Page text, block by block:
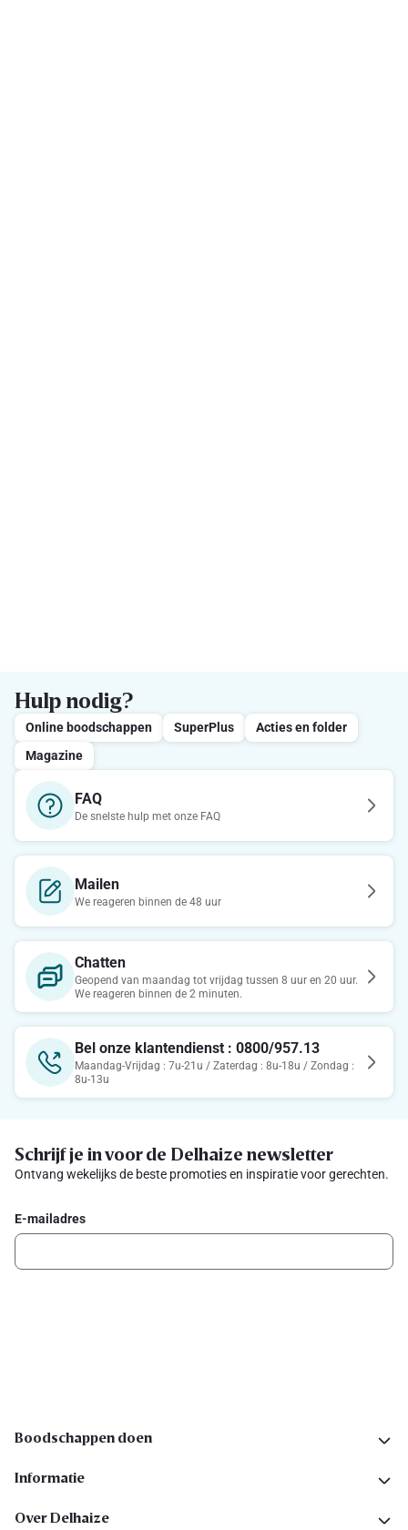
Hulp nodig?
Online boodschappen SuperPlus
Acties en folder
Magazine
FAQ
De snelste hulp met onze FAQ
Mailen
We reageren binnen de 48 uur
Chatten
Geopend van maandag tot vrijdag tussen 8 uur en 20 uur.
We reageren binnen de 2 minuten.
Bel onze klantendienst : 0800/957.13
Maandag-Vrijdag : 7u-21u / Zaterdag : 8u-18u / Zondag :
8u-13u
Schrijf je in voor de Delhaize newsletter
Ontvang wekelijks de beste promoties en inspiratie voor gerechten.
E-mailadres
Boodschappen doen
Informatie
Over Delhaize